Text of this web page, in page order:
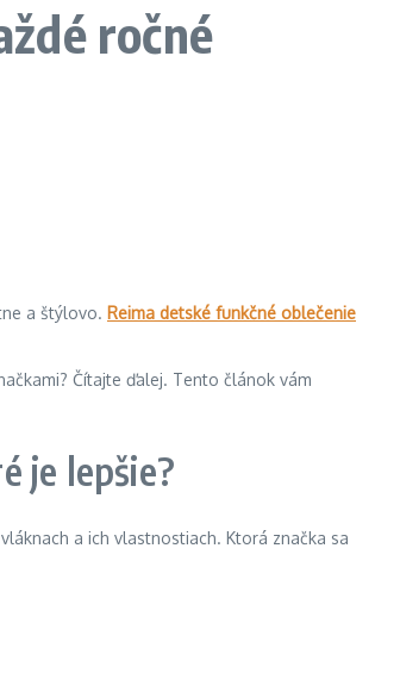
ročné
a štýlovo. Reima detské funkčné oblečenie
Čítajte ďalej. Tento článok vám
je lepšie?
a ich vlastnostiach. Ktorá značka sa